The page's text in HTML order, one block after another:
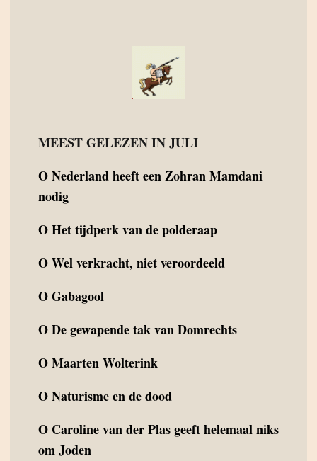
MEEST GELEZEN IN JULI
ONederland heeft een Zohran Mamdani
nodig
OHet tijdperk van de polderaap
OWel verkracht, niet veroordeeld
OGabagool
ODe gewapende tak van Domrechts
OMaarten Wolterink
ONaturisme en de dood
O Caroline van der Plas geeft helemaal niks
om Joden